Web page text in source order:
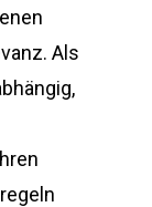
Als